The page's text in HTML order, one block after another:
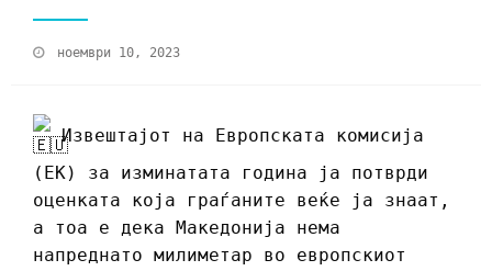
ноември 10, 2023
Извештајот на Европската комисија
(ЕК) за изминатата година ја потврди
оценката која
граѓаните веќе ја знаат,
а тоа е дека Македонија нема
напреднато милиметар во европскиот